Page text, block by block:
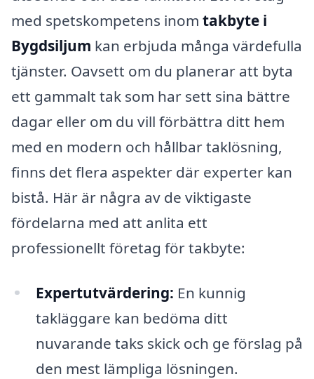
med spetskompetens inom takbyte i
Bygdsiljum kan erbjuda många värdefulla
tjänster. Oavsett om du planerar att byta
ett gammalt tak som har sett sina bättre
dagar eller om du vill förbättra ditt hem
med en modern och hållbar taklösning,
finns det flera aspekter där experter kan
bistå. Här är några av de viktigaste
fördelarna med att anlita ett
professionellt företag för takbyte:
Expertutvärdering: En kunnig
takläggare kan bedöma ditt
nuvarande taks skick och ge förslag på
den mest lämpliga lösningen.